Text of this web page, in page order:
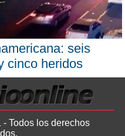
seis
cinco heridos
Todos los derechos